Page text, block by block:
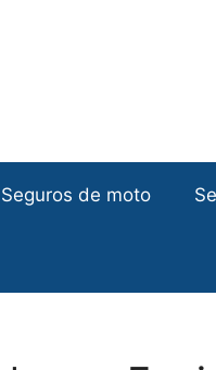
Seguros de moto